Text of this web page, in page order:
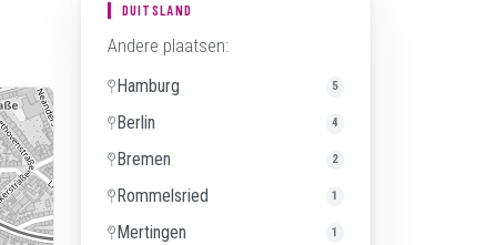
DUITSLAND
Andere plaatsen:
Hamburg 5
Berlin 4
Bremen 2
Rommelsried 1
Mertingen 1